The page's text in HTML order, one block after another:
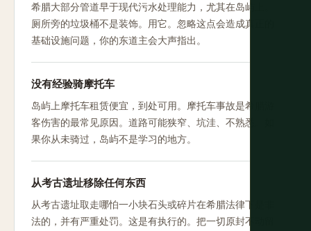
希腊大部分管道早于现代污水处理能力，尤其在岛屿上。
厕所旁的垃圾桶不是装饰。用它。忽略这点会造成真正的
基础设施问题，你的东道主会大声指出。
没有经验骑摩托车
岛屿上摩托车租赁便宜，到处可用。摩托车事故是希腊游
客伤害的最常见原因。道路可能狭窄、坑洼、不熟悉。如
果你从未骑过，岛屿不是学习的地方。
从考古遗址移除任何东西
从考古遗址取走哪怕一小块石头或碎片在希腊法律下是非
法的，并有严重处罚。这是有执行的。把一切原封不动留